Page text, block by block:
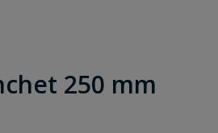
250 mm